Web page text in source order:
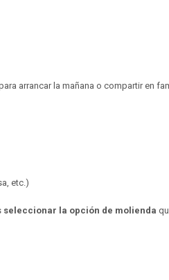
arrancar la mañana o compartir en
etc.)
seleccionar la opción de molienda